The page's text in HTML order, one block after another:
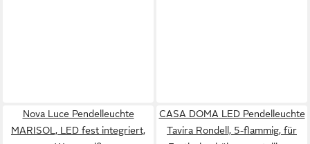
Nova Luce Pendelleuchte
MARISOL, LED fest integriert,
CASA DOMA LED Pendelleuchte
Tavira Rondell, 5-flammig, für